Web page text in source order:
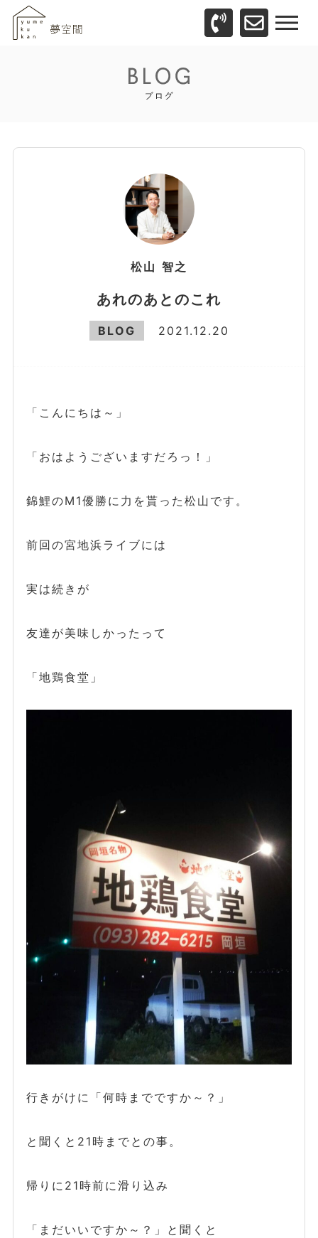
松山 智之
あれのあとのこれ
BLOG 2021.12.20
「こんにちは～」
「おはようございますだろっ！」
錦鯉のM1優勝に力を貰った松山です。
前回の宮地浜ライブには
実は続きが
友達が美味しかったって
「地鶏食堂」
行きがけに「何時までですか～？」
と聞くと21時までとの事。
帰りに21時前に滑り込み
「まだいいですか～？」と聞くと